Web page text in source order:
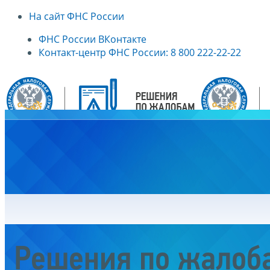
На сайт ФНС России
ФНС России ВКонтакте
Контакт-центр ФНС России: 8 800 222-22-22
Решения по